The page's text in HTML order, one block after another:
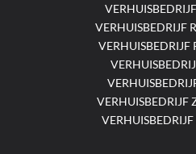
VERHUISBEDRIJF
VERHUISBEDRIJF
VERHUISBEDRIJF